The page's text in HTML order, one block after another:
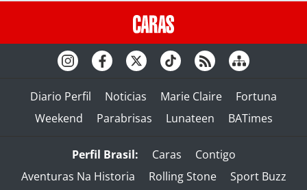
Diario Perfil Noticias Marie Claire
Fortuna
Weekend
Parabrisas Lunateen BATimes
Perfil Brasil: Caras
Contigo
Aventuras Na Historia
Rolling Stone
Sport Buzz